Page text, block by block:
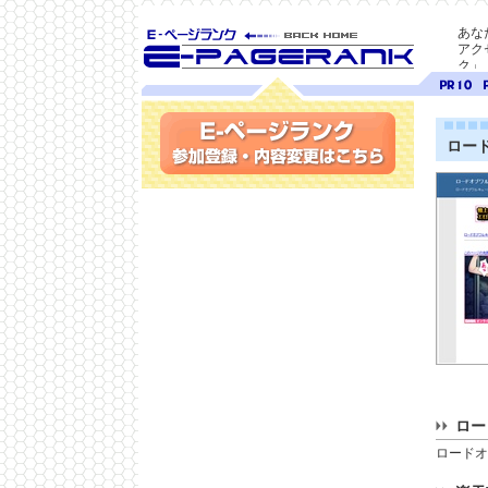
SEO対策に E-ページ
ランク
あな
アク
ク」
ランク
10
9
ロー
ロ
ロード
参加登録(無料)・内容変更